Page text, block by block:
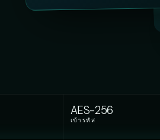
AES-256
เข้ารหัส